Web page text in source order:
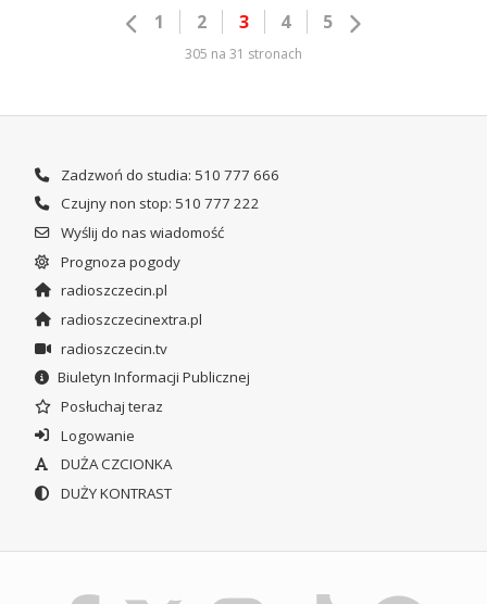
1 2 3 4 5
305 na 31 stronach
Zadzwoń do studia: 510 777 666
Czujny non stop: 510 777 222
Wyślij do nas wiadomość
Prognoza pogody
radioszczecin.pl
radioszczecinextra.pl
radioszczecin.tv
Biuletyn Informacji Publicznej
Posłuchaj teraz
Logowanie
DUŻA CZCIONKA
DUŻY KONTRAST